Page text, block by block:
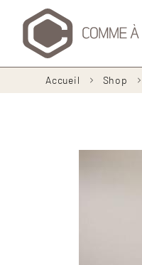
d'Ariane
Accueil Shop